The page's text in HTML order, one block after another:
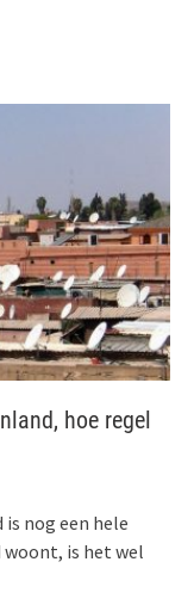
hoe regel
nog een hele
is het wel